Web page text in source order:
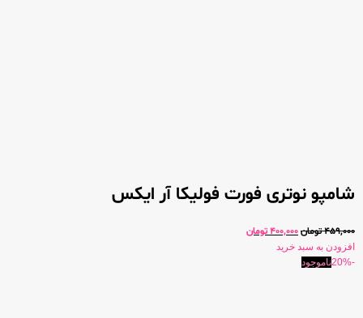
شامپو نوتری فورت فولیکا آر ایکس
459,000تومان400,000 تومان
افزودن به سبد خرید
-20%
ناموجود